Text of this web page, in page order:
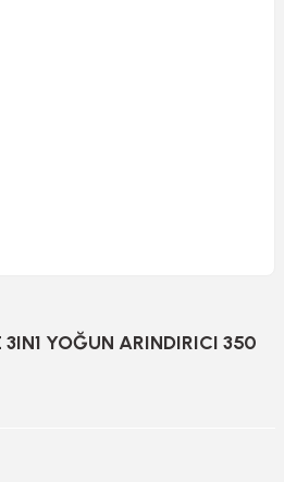
3IN1 YOĞUN ARINDIRICI 350